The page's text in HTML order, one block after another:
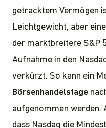
getracktem Vermögen
Leichtgewicht, aber
der marktbreitere S&P
Aufnahme in den
verkürzt. So kann ein
Börsenhandelstage
aufgenommen werden.
dass Nasdaq die